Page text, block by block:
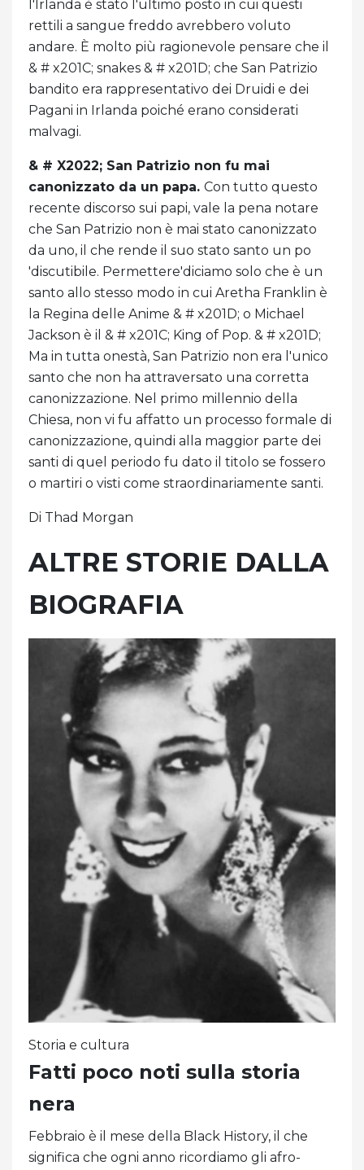
l'Irlanda è stato l'ultimo posto in cui questi
rettili a sangue freddo avrebbero voluto
andare. È molto più ragionevole pensare che il
& # x201C; snakes & # x201D; che San Patrizio
bandito era rappresentativo dei Druidi e dei
Pagani in Irlanda poiché erano considerati
malvagi.
& # X2022; San Patrizio non fu mai
canonizzato da un papa. Con tutto questo
recente discorso sui papi, vale la pena notare
che San Patrizio non è mai stato canonizzato
da uno, il che rende il suo stato santo un po
'discutibile. Permettere'diciamo solo che è un
santo allo stesso modo in cui Aretha Franklin è
la Regina delle Anime & # x201D; o Michael
Jackson è il & # x201C; King of Pop. & # x201D;
Ma in tutta onestà, San Patrizio non era l'unico
santo che non ha attraversato una corretta
canonizzazione. Nel primo millennio della
Chiesa, non vi fu affatto un processo formale di
canonizzazione, quindi alla maggior parte dei
santi di quel periodo fu dato il titolo se fossero
o martiri o visti come straordinariamente santi.
Di Thad Morgan
ALTRE STORIE DALLA
BIOGRAFIA
Storia e cultura
Fatti poco noti sulla storia
nera
Febbraio è il mese della Black History, il che
significa che ogni anno ricordiamo gli afro-